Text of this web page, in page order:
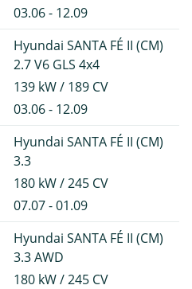
03.06 - 12.09
Hyundai SANTA FÉ II (CM)
2.7 V6 GLS 4x4
139 kW / 189 CV
03.06 - 12.09
Hyundai SANTA FÉ II (CM)
3.3
180 kW / 245 CV
07.07 - 01.09
Hyundai SANTA FÉ II (CM)
3.3 AWD
180 kW / 245 CV